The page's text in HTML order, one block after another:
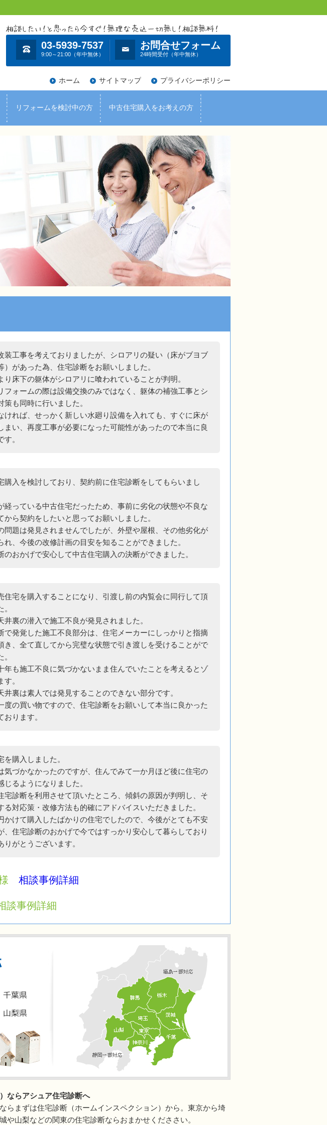
03-5939-7537
9:00～21:00（年中無休）
お問合せフォーム
24時間受付（年中無休）
リフォームを検討中の方 中古住宅購入をお考えの方
ホーム サイトマップ プライバシーポリシー
装工事を考えておりましたが、シロアリの疑い（床がブヨブ
）があった為、住宅診断をお願いしました。
り床下の躯体がシロアリに喰われていることが判明。
フォームの際は設備交換のみではなく、躯体の補強工事とシ
策も同時に行いました。
ければ、せっかく新しい水廻り設備を入れても、すぐに床が
まい、再度工事が必要になった可能性があったので本当に良
す。
購入を検討しており、契約前に住宅診断をしてもらいまし
経っている中古住宅だったため、事前に劣化の状態や不良な
から契約をしたいと思ってお願いしました。
問題は発見されませんでしたが、外壁や屋根、その他劣化が
れ、今後の改修計画の目安を知ることができました。
のおかげで安心して中古住宅購入の決断ができました。
住宅を購入することになり、引渡し前の内覧会に同行して頂
井裏の潜入で施工不良が発見されました。
で発覚した施工不良部分は、住宅メーカーにしっかりと指摘
き、全て直してから完璧な状態で引き渡しを受けることがで
年も施工不良に気づかないまま住んでいたことを考えるとゾ
す。
井裏は素人では発見することのできない部分です。
度の買い物ですので、住宅診断をお願いして本当に良かった
おります。
を購入しました。
気づかなかったのですが、住んでみて一か月ほど後に住宅の
じるようになりました。
宅診断を利用させて頂いたところ、傾斜の原因が判明し、そ
る対応策・改修方法も的確にアドバイスいただきました。
かけて購入したばかりの住宅でしたので、今後がとても不安
、住宅診断のおかげで今ではすっかり安心して暮らしており
りがとうございます。
相談事例詳細
事例詳細
ならアシュア住宅診断へ
らまずは住宅診断（ホームインスペクション）から。東京から埼
や山梨などの関東の住宅診断ならおまかせくだささい。